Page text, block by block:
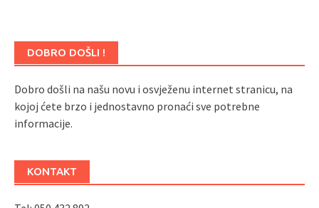
DOBRO DOŠLI !
Dobro došli na našu novu i osvježenu internet stranicu, na
kojoj ćete brzo i jednostavno pronaći sve potrebne
informacije.
KONTAKT